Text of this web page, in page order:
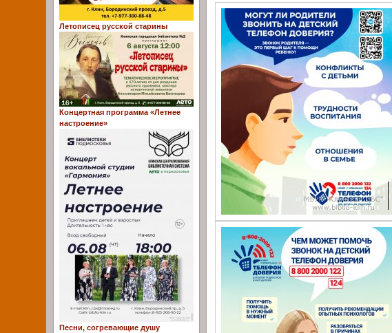
Летописец русской старины
Концертная программа «Летнее
настроение»
Песни, согревающие душу